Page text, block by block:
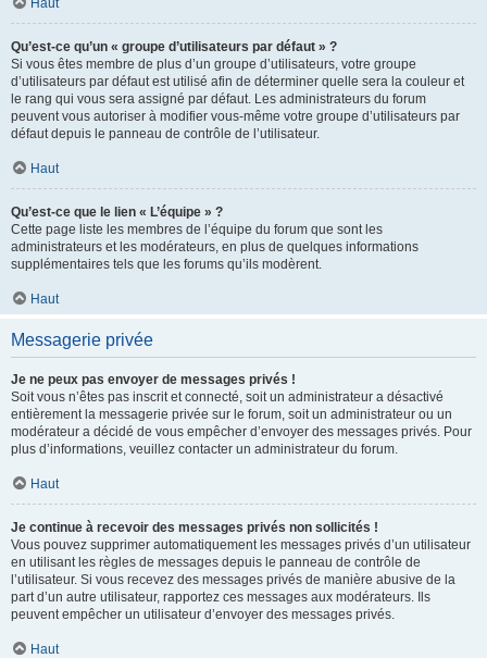
Haut
Qu’est-ce qu’un « groupe d’utilisateurs par défaut » ?
Si vous êtes membre de plus d’un groupe d’utilisateurs, votre groupe
d’utilisateurs par défaut est utilisé afin de déterminer quelle sera la couleur et
le rang qui vous sera assigné par défaut. Les administrateurs du forum
peuvent vous autoriser à modifier vous-même votre groupe d’utilisateurs par
défaut depuis le panneau de contrôle de l’utilisateur.
Haut
Qu’est-ce que le lien « L’équipe » ?
Cette page liste les membres de l’équipe du forum que sont les
administrateurs et les modérateurs, en plus de quelques informations
supplémentaires tels que les forums qu’ils modèrent.
Haut
Messagerie privée
Je ne peux pas envoyer de messages privés !
Soit vous n’êtes pas inscrit et connecté, soit un administrateur a désactivé
entièrement la messagerie privée sur le forum, soit un administrateur ou un
modérateur a décidé de vous empêcher d’envoyer des messages privés. Pour
plus d’informations, veuillez contacter un administrateur du forum.
Haut
Je continue à recevoir des messages privés non sollicités !
Vous pouvez supprimer automatiquement les messages privés d’un utilisateur
en utilisant les règles de messages depuis le panneau de contrôle de
l’utilisateur. Si vous recevez des messages privés de manière abusive de la
part d’un autre utilisateur, rapportez ces messages aux modérateurs. Ils
peuvent empêcher un utilisateur d’envoyer des messages privés.
Haut